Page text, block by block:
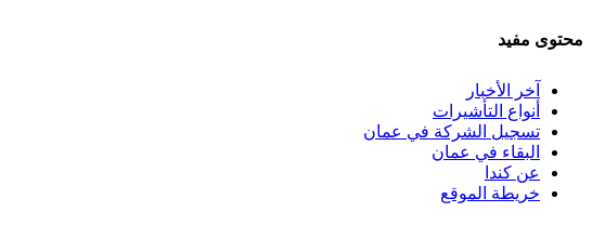
محتوى مفيد
آخر الأخبار
أنواع التأشيرات
تسجيل الشركة في عمان
البقاء في عمان
عن كندا
خريطة الموقع